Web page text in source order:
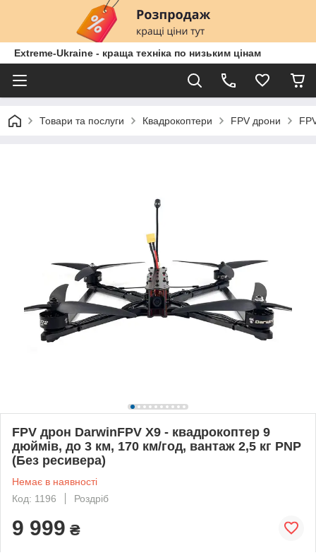
Extreme-Ukraine - краща техніка по низьким цінам
Товари та послуги Квадрокоптери FPV дрони
FPV дрон DarwinFPV X9 - квадрокоптер 9
дюймів, до 3 км, 170 км/год, вантаж 2,5 кг PNP
(Без ресивера)
Немає в наявності
Код: 1196
Роздріб
9 999 ₴